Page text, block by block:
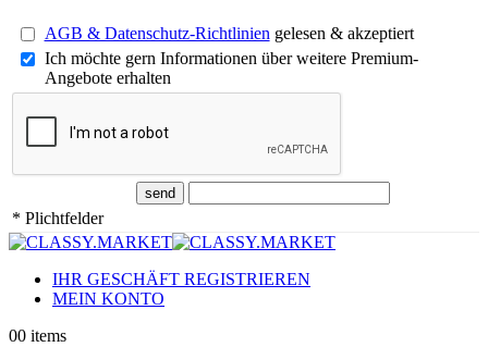
AGB & Datenschutz-Richtlinien gelesen & akzeptiert
Ich möchte gern Informationen über weitere Premium-
Angebote erhalten
* Plichtfelder
IHR GESCHÄFT REGISTRIEREN
MEIN KONTO
00 items